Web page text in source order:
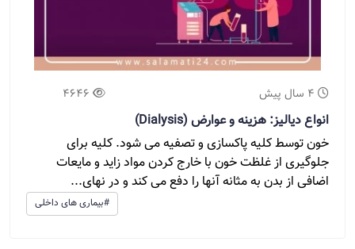
4 سال پیش 4646
انواع دیالیز: هزینه و عوارض (Dialysis)
خون توسط کلیه پاکسازی و تصفیه می شود. کلیه برای
جلوگیری از غلظت خون با خارج کردن مواد زاید و مایعات
اضافی از بدن به مثانه آنها را دفع می کند و در نهای...
#بیماری های داخلی